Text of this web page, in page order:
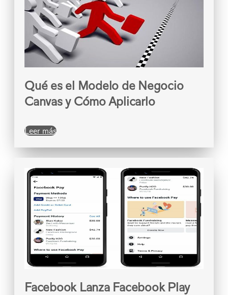
Qué es el Modelo de Negocio
Canvas y Cómo Aplicarlo
Leer más
Facebook Lanza Facebook Play